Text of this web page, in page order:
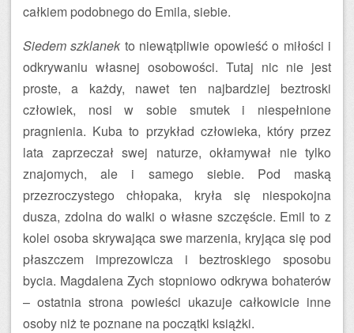
całkiem podobnego do Emila, siebie.
Siedem szklanek to niewątpliwie opowieść o miłości i
odkrywaniu własnej osobowości. Tutaj nic nie jest
proste, a każdy, nawet ten najbardziej beztroski
człowiek, nosi w sobie smutek i niespełnione
pragnienia. Kuba to przykład człowieka, który przez
lata zaprzeczał swej naturze, okłamywał nie tylko
znajomych, ale i samego siebie. Pod maską
przezroczystego chłopaka, kryła się niespokojna
dusza, zdolna do walki o własne szczęście. Emil to z
kolei osoba skrywająca swe marzenia, kryjąca się pod
płaszczem imprezowicza i beztroskiego sposobu
bycia. Magdalena Zych stopniowo odkrywa bohaterów
– ostatnia strona powieści ukazuje całkowicie inne
osoby niż te poznane na początki książki.